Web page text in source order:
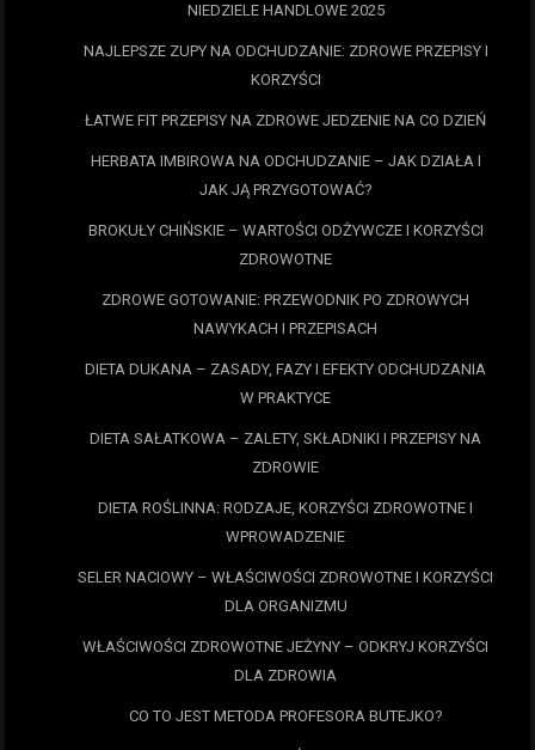
NIEDZIELE HANDLOWE 2025
NAJLEPSZE ZUPY NA ODCHUDZANIE: ZDROWE PRZEPISY I
KORZYŚCI
ŁATWE FIT PRZEPISY NA ZDROWE JEDZENIE NA CO DZIEŃ
HERBATA IMBIROWA NA ODCHUDZANIE – JAK DZIAŁA I
JAK JĄ PRZYGOTOWAĆ?
BROKUŁY CHIŃSKIE – WARTOŚCI ODŻYWCZE I KORZYŚCI
ZDROWOTNE
ZDROWE GOTOWANIE: PRZEWODNIK PO ZDROWYCH
NAWYKACH I PRZEPISACH
DIETA DUKANA – ZASADY, FAZY I EFEKTY ODCHUDZANIA
W PRAKTYCE
DIETA SAŁATKOWA – ZALETY, SKŁADNIKI I PRZEPISY NA
ZDROWIE
DIETA ROŚLINNA: RODZAJE, KORZYŚCI ZDROWOTNE I
WPROWADZENIE
SELER NACIOWY – WŁAŚCIWOŚCI ZDROWOTNE I KORZYŚCI
DLA ORGANIZMU
WŁAŚCIWOŚCI ZDROWOTNE JEŻYNY – ODKRYJ KORZYŚCI
DLA ZDROWIA
CO TO JEST METODA PROFESORA BUTEJKO?